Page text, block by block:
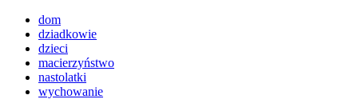
dom
dziadkowie
dzieci
macierzyństwo
nastolatki
wychowanie